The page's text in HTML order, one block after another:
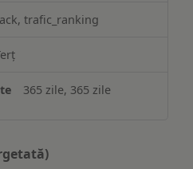
trafic_ranking
365 zile, 365 zile